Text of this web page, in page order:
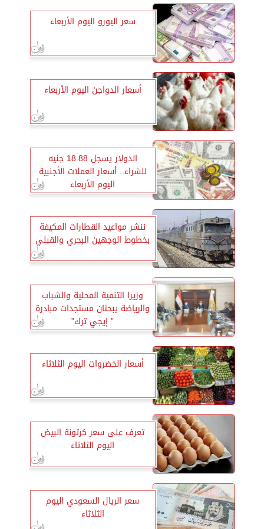
سعر اليورو اليوم الأربعاء
أسعار الدواجن اليوم الأربعاء
الدولار يسجل 18.88 جنيه
للشراء.. أسعار العملات الأجنبية
اليوم الأربعاء
ننشر مواعيد القطارات المكيفة
بخطوط الوجهين البحري والقبلي
وزيرا التنمية المحلية والشباب
والرياضة يبحثان مستجدات مبادرة
” إيجي ترك”
أسعار الخضروات اليوم الثلاثاء
تعرف على سعر كرتونة البيض
اليوم الثلاثاء
سعر الريال السعودي اليوم
الثلاثاء